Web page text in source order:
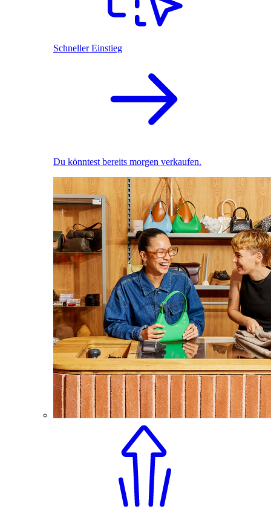
Schneller Einstieg
Du könntest bereits morgen verkaufen.